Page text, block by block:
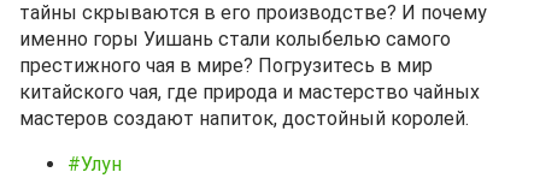
тайны скрываются в его производстве? И почему
именно горы Уишань стали колыбелью самого
престижного чая в мире? Погрузитесь в мир
китайского чая, где природа и мастерство чайных
мастеров создают напиток, достойный королей.
#Улун